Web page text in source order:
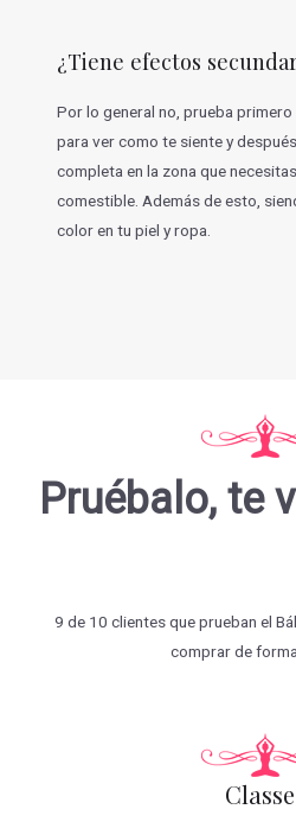
¿Tiene efectos
Por lo general no, prueba primero
para ver como te siente y
completa en la zona que
comestible. Además de esto,
color en tu piel y ropa.
Pruébalo, te
9 de 10 clientes que prueban el
comprar de